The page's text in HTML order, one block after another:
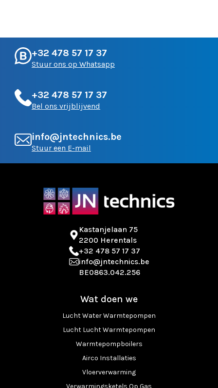
+32 478 57 17 37
Stuur ons op Whatsapp
+32 478 57 17 37
Bel ons vrijblijvend
info@jntechnics.be
Stuur een E-mail
Kastanjelaan 75
2200 Herentals
+32 478 57 17 37
info@jntechnics.be
BE0863.042.256
Wat doen we
Lucht Water Warmtepompen
Lucht Lucht Warmtepompen
Warmtepompboilers
Airco Installaties
Vloerverwarming
Verwarmingsketels Op Gas